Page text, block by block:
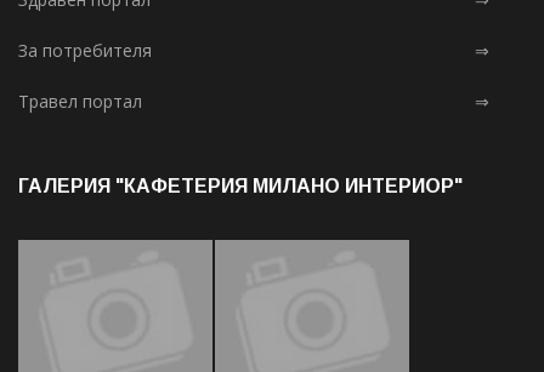
За потребителя ⇒
Травел портал ⇒
ГАЛЕРИЯ "КАФЕТЕРИЯ МИЛАНО ИНТЕРИОР"